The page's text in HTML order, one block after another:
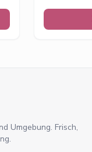
Umgebung. Frisch,